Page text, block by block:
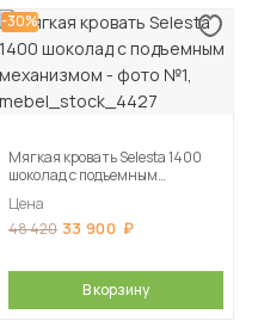
-30%
Мягкая кровать Selesta 1400
шоколад с подъемным
Цена
48 420 33 900
В корзину